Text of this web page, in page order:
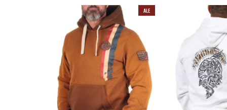
ALE